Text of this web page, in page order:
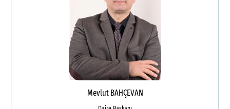
Mevlut BAHÇEVAN